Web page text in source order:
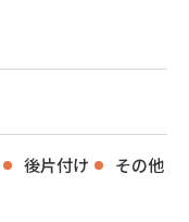
後片付け その他